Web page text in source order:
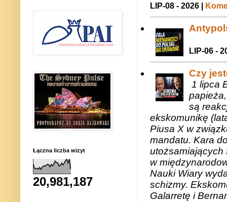
LIP-08 - 2026 |
LIP-06 -
Czy
1 lipca
są
ekskomunikę
Piusa X w
mandatu. Kara
utożsamiających
w
Nauki Wiary
schizmy.
Galarretę i
Łączna liczba wizyt
20,981,187